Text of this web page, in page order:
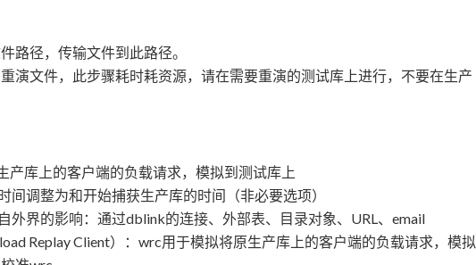
路径，传输文件到此路径。
演文件，此步骤耗时耗资源，请在需要重演的测试库上进行，不要在生产
产库上的客户端的负载请求，模拟到测试库上
间调整为和开始捕获生产库的时间（非必要选项）
外界的影响：通过dblink的连接、外部表、目录对象、URL、email
Replay Client）：wrc用于模拟将原生产库上的客户端的负载请求，模拟